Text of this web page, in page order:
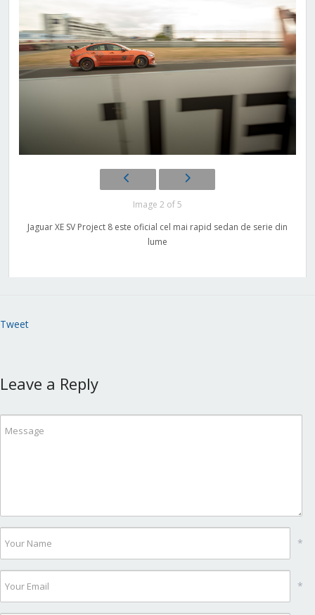
Image 2 of 5
Jaguar XE SV Project 8 este oficial cel mai rapid sedan de serie din
lume
Tweet
Leave a Reply
*
*